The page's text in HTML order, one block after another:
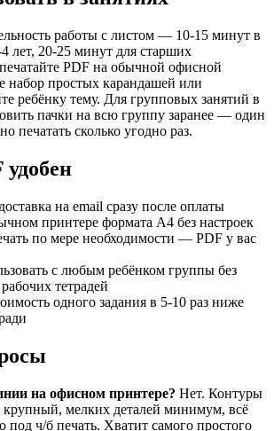
малышей
ориентирование
моторной координации
и звуков
чтения и письма
работы с листом — 10-15 минут в
лет, 20-25 минут для старших
PDF на обычной офисной
набор простых карандашей или
ребёнку тему. Для групповых занятий в
пачки на всю группу заранее — один
печатать сколько угодно раз.
на email сразу после оплаты
принтере формата А4 без настроек
по мере необходимости — PDF у вас
с любым ребёнком группы без
тетрадей
одного задания в 5-10 раз ниже
на офисном принтере? Нет. Контуры
крупный, мелких деталей минимум, всё
под ч/б печать. Хватит самого простого